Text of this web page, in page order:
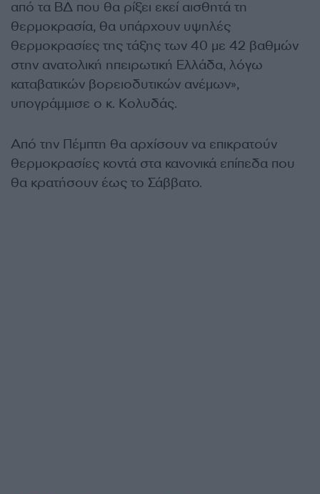
από τα ΒΔ που θα ρίξει εκεί αισθητά τη
θερμοκρασία, θα υπάρχουν υψηλές
θερμοκρασίες της τάξης των 40 με 42 βαθμών
στην ανατολική ηπειρωτική Ελλάδα, λόγω
καταβατικών βορειοδυτικών ανέμων»,
υπογράμμισε ο κ. Κολυδάς.
Από την Πέμπτη θα αρχίσουν να επικρατούν
θερμοκρασίες κοντά στα κανονικά επίπεδα που
θα κρατήσουν έως το Σάββατο.